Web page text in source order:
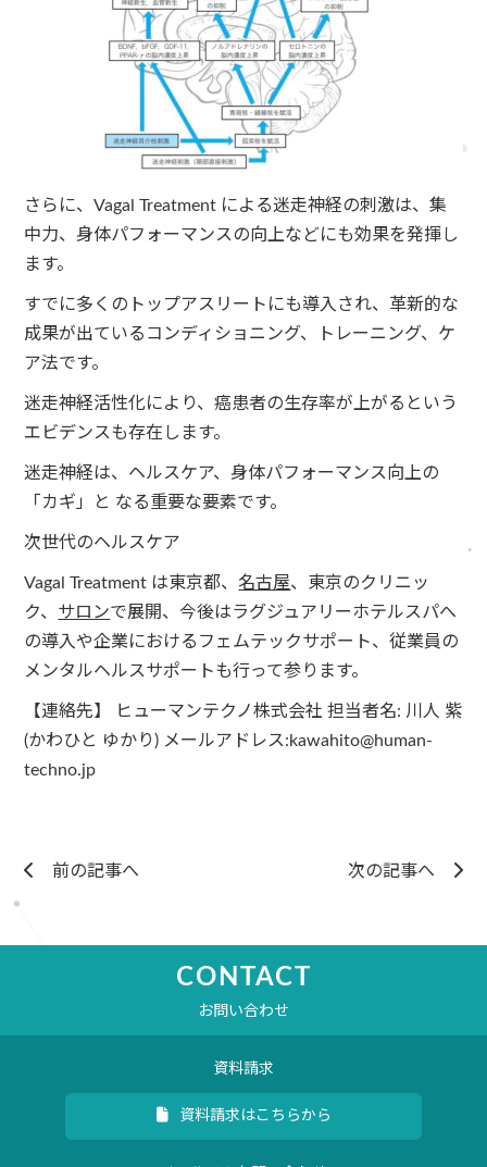
さらに、Vagal Treatment による迷走神経の刺激は、集
中力、身体パフォーマンスの向上などにも効果を発揮し
ます。
すでに多くのトップアスリートにも導入され、革新的な
成果が出ているコンディショニング、トレーニング、ケ
ア法です。
迷走神経活性化により、癌患者の生存率が上がるという
エビデンスも存在します。
迷走神経は、ヘルスケア、身体パフォーマンス向上の
「カギ」と なる重要な要素です。
次世代のヘルスケア
Vagal Treatment は東京都、 名古屋、東京のクリニッ
ク、 サロンで展開、今後はラグジュアリーホテルスパへ
の導入や企業におけるフェムテックサポート、従業員の
メンタルヘルスサポートも行って参ります。
【連絡先】 ヒューマンテクノ株式会社 担当者名: 川人 紫
(かわひと ゆかり) メールアドレス:kawahito@human-
techno.jp
前の記事へ 次の記事へ
CONTACT
お問い合わせ
資料請求
資料請求はこちらから